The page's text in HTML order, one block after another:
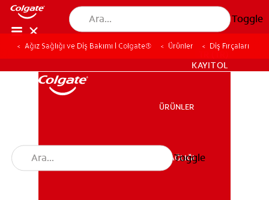
Toggle
KAYIT OL
ÜRÜNLER
AĞIZ SAĞLIĞI
Toggle
Ağız Sağlığı ve Diş Bakımı | Colgate® Ürünler Diş Fırçaları